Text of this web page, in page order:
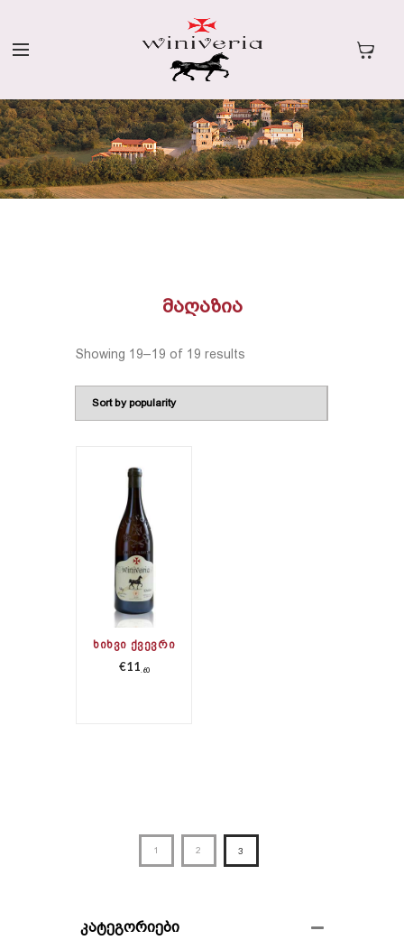
ᲛᲐᲦᲐᲖᲘᲐ
Showing 19–19 of 19 results
ᲮᲘᲮᲕᲘ ᲥᲕᲔᲕᲠᲘ
€11 60
1 2 3
კატეგორიები